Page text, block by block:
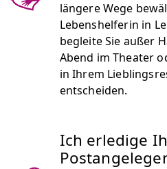
längere Wege
Lebenshelferin in
begleite Sie außer
Abend im Theater
in Ihrem
entscheiden.
Ich erledige